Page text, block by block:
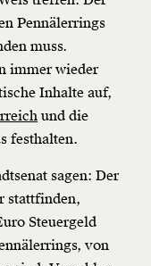
Pennälerrings
muss.
immer wieder
Inhalte auf,
und die
festhalten.
sagen: Der
stattfinden,
Steuergeld
von